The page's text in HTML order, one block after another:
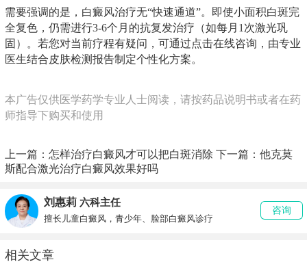
需要强调的是，白癜风治疗无“快速通道”。即使小面积白斑完
全复色，仍需进行3-6个月的抗复发治疗（如每月1次激光巩
固）。若您对当前疗程有疑问，可通过点击在线咨询，由专业
医生结合皮肤检测报告制定个性化方案。
本广告仅供医学药学专业人士阅读，请按药品说明书或者在药
师指导下购买和使用
上一篇： 怎样治疗白癜风才可以把白斑消除 下一篇： 他克莫
斯配合激光治疗白癜风效果好吗
刘惠莉 六科主任
擅长儿童白癜风，青少年、脸部白癜风诊疗
咨询
相关文章